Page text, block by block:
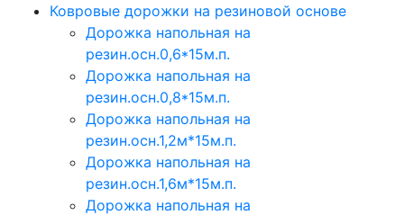
Ковровые дорожки на резиновой основе
Дорожка напольная на
резин.осн.0,6*15м.п.
Дорожка напольная на
резин.осн.0,8*15м.п.
Дорожка напольная на
резин.осн.1,2м*15м.п.
Дорожка напольная на
резин.осн.1,6м*15м.п.
Дорожка напольная на